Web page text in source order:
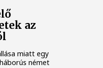
az
miatt egy
német